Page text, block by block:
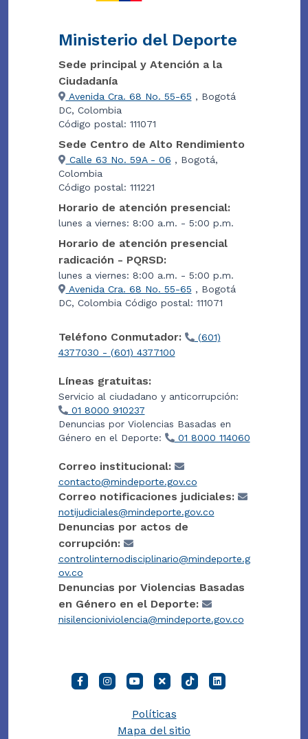
Ministerio del Deporte
Sede principal y Atención a la
Ciudadanía
Avenida Cra. 68 No. 55-65 , Bogotá
DC, Colombia
Código postal: 111071
Sede Centro de Alto Rendimiento
Calle 63 No. 59A - 06 , Bogotá,
Colombia
Código postal: 111221
Horario de atención presencial:
lunes a viernes: 8:00 a.m. - 5:00 p.m.
Horario de atención presencial
radicación - PQRSD:
lunes a viernes: 8:00 a.m. - 5:00 p.m.
Avenida Cra. 68 No. 55-65 , Bogotá
DC, Colombia Código postal: 111071
Teléfono Conmutador:
(601)
4377030 - (601) 4377100
Líneas gratuitas:
Servicio al ciudadano y anticorrupción:
01 8000 910237
Denuncias por Violencias Basadas en
Género en el Deporte:
01 8000 114060
Correo institucional:
contacto@mindeporte.gov.co
Correo notificaciones judiciales:
notijudiciales@mindeporte.gov.co
Denuncias por actos de
corrupción:
controlinternodisciplinario@mindeporte.g
ov.co
Denuncias por Violencias Basadas
en Género en el Deporte:
nisilencioniviolencia@mindeporte.gov.co
Políticas
Mapa del sitio